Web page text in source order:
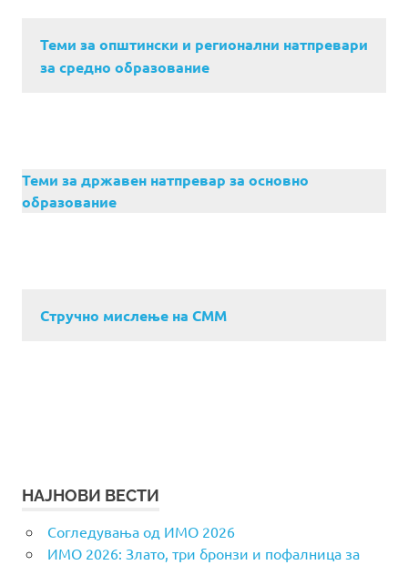
Теми за општински и регионални натпревари
за средно образование
Теми за државен натпревар за основно
образование
Стручно мислење на СММ
НАЈНОВИ ВЕСТИ
Согледувања од ИМО 2026
ИМО 2026: Злато, три бронзи и пофалница за